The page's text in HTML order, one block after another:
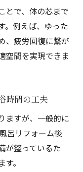
とで、体の芯まで
。例えば、ゆった
、疲労回復に繋が
空間を実現できま
時間の工夫
ますが、一般的に
呂リフォーム後
が整っているた
。